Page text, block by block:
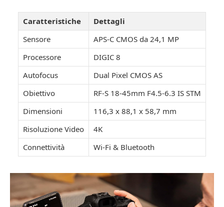
Caratteristiche
Dettagli
Sensore
APS-C CMOS da 24,1 MP
Processore
DIGIC 8
Autofocus
Dual Pixel CMOS AS
Obiettivo
RF-S 18-45mm F4.5-6.3 IS STM
Dimensioni
116,3 x 88,1 x 58,7 mm
Risoluzione Video
4K
Connettività
Wi-Fi & Bluetooth